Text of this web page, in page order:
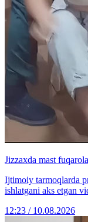
Jizzaxda mast
Ijtimoiy tarmoqlarda
ishlatgani aks etgan
12:23 / 10.08.2026